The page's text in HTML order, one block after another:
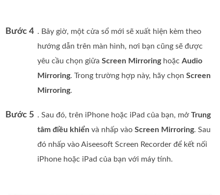
Bước 4 . Bây giờ, một cửa sổ mới sẽ xuất hiện kèm theo
hướng dẫn trên màn hình, nơi bạn cũng sẽ được
yêu cầu chọn giữaScreen MirroringhoặcAudio
Mirroring. Trong trường hợp này, hãy chọnScreen
Mirroring.
Bước 5 . Sau đó, trên iPhone hoặc iPad của bạn, mởTrung
tâm điều khiển và nhấp vàoScreen Mirroring. Sau
đó nhấp vào Aiseesoft Screen Recorder để kết nối
iPhone hoặc iPad của bạn với máy tính.